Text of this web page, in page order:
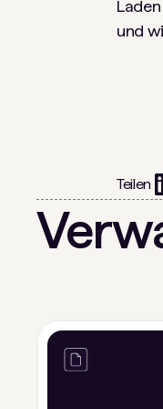
und
Teilen